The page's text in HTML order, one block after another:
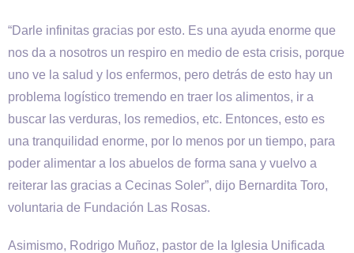
“Darle infinitas gracias por esto. Es una ayuda enorme que
nos da a nosotros un respiro en medio de esta crisis, porque
uno ve la salud y los enfermos, pero detrás de esto hay un
problema logístico tremendo en traer los alimentos, ir a
buscar las verduras, los remedios, etc. Entonces, esto es
una tranquilidad enorme, por lo menos por un tiempo, para
poder alimentar a los abuelos de forma sana y vuelvo a
reiterar las gracias a Cecinas Soler”, dijo Bernardita Toro,
voluntaria de Fundación Las Rosas.
Asimismo, Rodrigo Muñoz, pastor de la Iglesia Unificada